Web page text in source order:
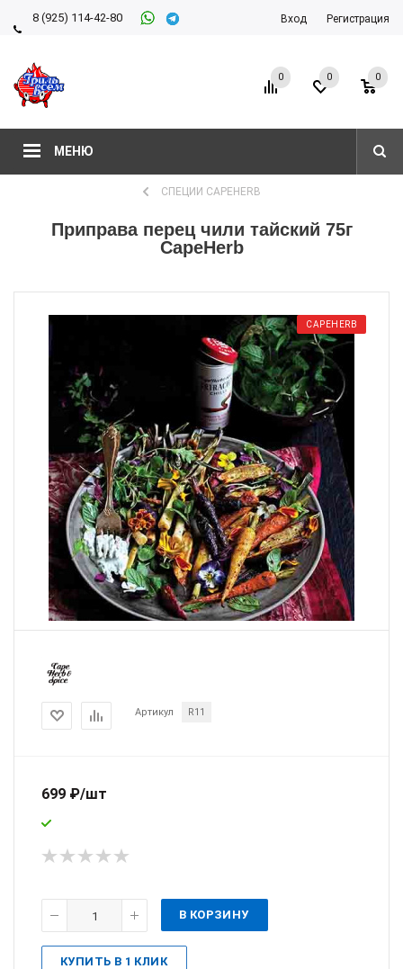
8 (925) 114-42-80
Вход Регистрация
МЕНЮ
0 0
0
СПЕЦИИ CAPEHERB
Приправа перец чили тайский 75г
CapeHerb
CAPEHERB
Артикул R11
699 ₽/шт
В КОРЗИНУ
КУПИТЬ В 1 КЛИК